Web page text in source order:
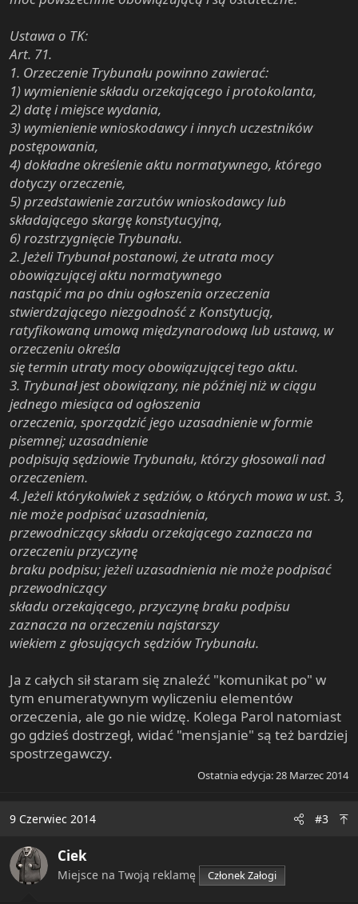
Ustawa o TK:
Art. 71.
1. Orzeczenie Trybunału powinno zawierać:
1) wymienienie składu orzekającego i protokolanta,
2) datę i miejsce wydania,
3) wymienienie wnioskodawcy i innych uczestników
postępowania,
4) dokładne określenie aktu normatywnego, którego
dotyczy orzeczenie,
5) przedstawienie zarzutów wnioskodawcy lub
składającego skargę konstytucyjną,
6) rozstrzygnięcie Trybunału.
2. Jeżeli Trybunał postanowi, że utrata mocy
obowiązującej aktu normatywnego
nastąpić ma po dniu ogłoszenia orzeczenia
stwierdzającego niezgodność z Konstytucją,
ratyfikowaną umową międzynarodową lub ustawą, w
orzeczeniu określa
się termin utraty mocy obowiązującej tego aktu.
3. Trybunał jest obowiązany, nie później niż w ciągu
jednego miesiąca od ogłoszenia
orzeczenia, sporządzić jego uzasadnienie w formie
pisemnej; uzasadnienie
podpisują sędziowie Trybunału, którzy głosowali nad
orzeczeniem.
4. Jeżeli którykolwiek z sędziów, o których mowa w ust. 3,
nie może podpisać uzasadnienia,
przewodniczący składu orzekającego zaznacza na
orzeczeniu przyczynę
braku podpisu; jeżeli uzasadnienia nie może podpisać
przewodniczący
składu orzekającego, przyczynę braku podpisu
zaznacza na orzeczeniu najstarszy
wiekiem z głosujących sędziów Trybunału.
Ja z całych sił staram się znaleźć "komunikat po" w
tym enumeratywnym wyliczeniu elementów
orzeczenia, ale go nie widzę. Kolega Parol natomiast
go gdzieś dostrzegł, widać "mensjanie" są też bardziej
spostrzegawczy.
Ostatnia edycja: 28 Marzec 2014
9 Czerwiec 2014 #3
Ciek
Miejsce na Twoją reklamę Członek Załogi